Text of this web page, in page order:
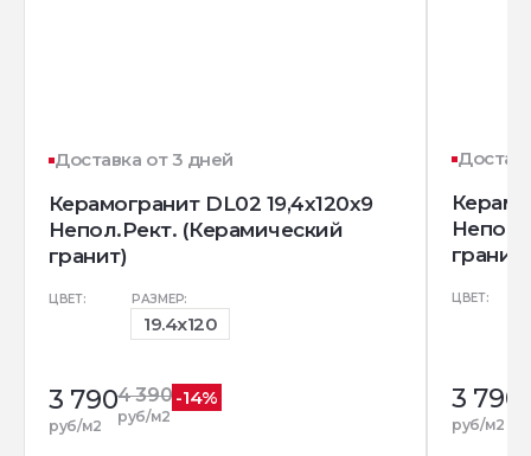
Доставка от 3 дней
Керамогранит DL02 19,4х120х9
Непол.Рект. (Керамический
гранит)
ЦВЕТ: РАЗМЕР:
19.4x120
3 790
руб/м2
4 390
руб/м2
-14%
гранит)
ЦВЕТ:
3 790
руб/м2